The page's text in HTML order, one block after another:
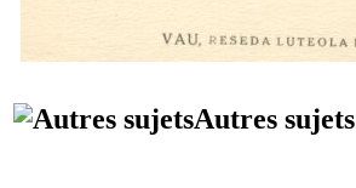
Autres sujets